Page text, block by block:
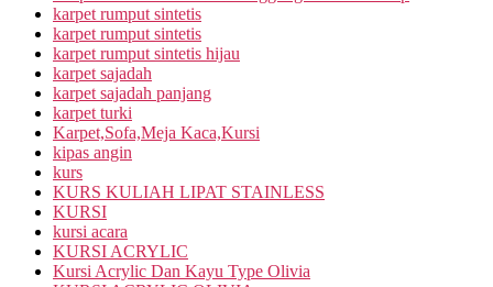
karpet rumput sintetis
karpet rumput sintetis
karpet rumput sintetis hijau
karpet sajadah
karpet sajadah panjang
karpet turki
Karpet,Sofa,Meja Kaca,Kursi
kipas angin
kurs
KURS KULIAH LIPAT STAINLESS
KURSI
kursi acara
KURSI ACRYLIC
Kursi Acrylic Dan Kayu Type Olivia